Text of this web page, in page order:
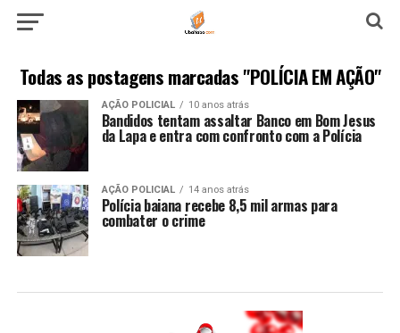
Todas as postagens marcadas "POLÍCIA EM AÇÃO"
AÇÃO POLICIAL 10 anos atrás
Bandidos tentam assaltar Banco em Bom Jesus
da Lapa e entra com confronto com a Polícia
AÇÃO POLICIAL 14 anos atrás
Polícia baiana recebe 8,5 mil armas para
combater o crime